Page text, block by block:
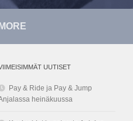
MORE
UUTISET
Pay & Ride ja Pay & Jump
heinäkuussa